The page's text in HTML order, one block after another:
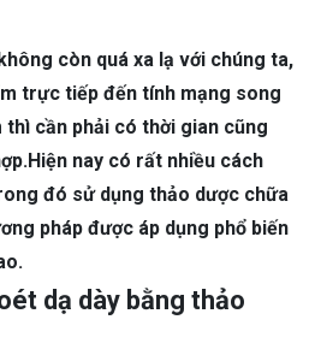
còn quá xa lạ với chúng ta,
trực tiếp đến tính mạng song
cần phải có thời gian cũng
nay có rất nhiều cách
đó sử dụng thảo dược chữa
pháp được áp dụng phổ biến
dạ dày bằng thảo